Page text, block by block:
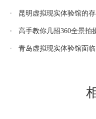
昆明虚拟现实体验馆的
高手教你几招360全景拍
青岛虚拟现实体验馆面